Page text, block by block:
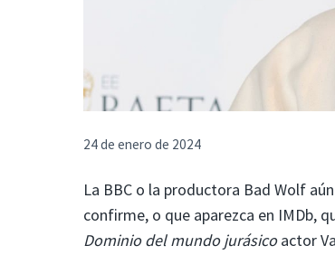
24 de enero de 2024
La BBC o la productora Bad Wolf
confirme, o que aparezca en IMDb,
Dominio del mundo jurásicoactor